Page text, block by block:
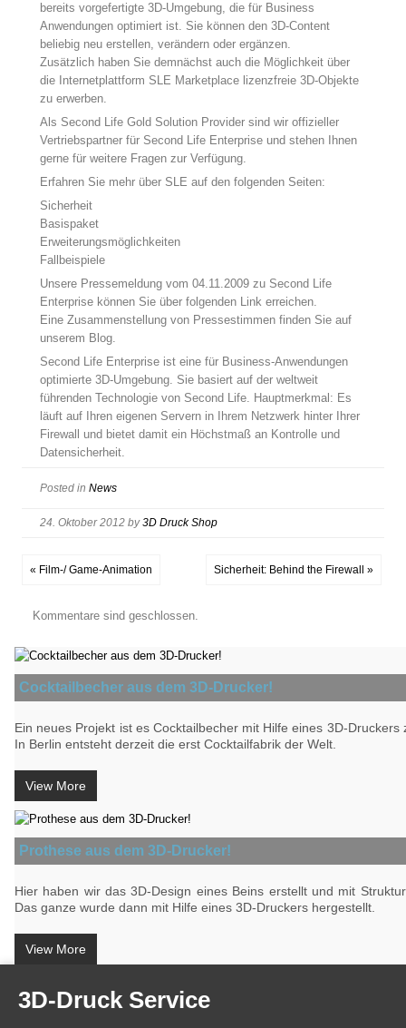
bereits vorgefertigte 3D-Umgebung, die für Business
Anwendungen optimiert ist. Sie können den 3D-Content
beliebig neu erstellen, verändern oder ergänzen.
Zusätzlich haben Sie demnächst auch die Möglichkeit über
die Internetplattform SLE Marketplace lizenzfreie 3D-Objekte
zu erwerben.
Als Second Life Gold Solution Provider sind wir offizieller
Vertriebspartner für Second Life Enterprise und stehen Ihnen
gerne für weitere Fragen zur Verfügung.
Erfahren Sie mehr über SLE auf den folgenden Seiten:
Sicherheit
Basispaket
Erweiterungsmöglichkeiten
Fallbeispiele
Unsere Pressemeldung vom 04.11.2009 zu Second Life
Enterprise können Sie über folgenden Link erreichen.
Eine Zusammenstellung von Pressestimmen finden Sie auf
unserem Blog.
Second Life Enterprise ist eine für Business-Anwendungen
optimierte 3D-Umgebung. Sie basiert auf der weltweit
führenden Technologie von Second Life. Hauptmerkmal: Es
läuft auf Ihren eigenen Servern in Ihrem Netzwerk hinter Ihrer
Firewall und bietet damit ein Höchstmaß an Kontrolle und
Datensicherheit.
Posted in News
24. Oktober 2012 by3D Druck Shop
« Film-/ Game-Animation Sicherheit: Behind the Firewall »
Kommentare sind geschlossen.
Cocktailbecher aus dem 3D-Drucker!
Ein neues Projekt ist es Cocktailbecher mit Hilfe eines 3D-Druckers
In Berlin entsteht derzeit die erst Cocktailfabrik der Welt.
View More
Prothese aus dem 3D-Drucker!
Hier haben wir das 3D-Design eines Beins erstellt und mit
Das ganze wurde dann mit Hilfe eines 3D-Druckers hergestellt.
View More
3D-Druck Service